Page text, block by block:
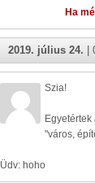
Ha
2019. július 24. |
Szia!
"város,
Üdv: hoho